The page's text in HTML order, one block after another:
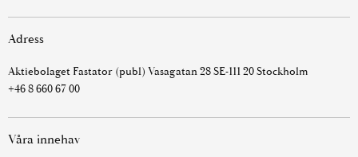
Adress
Aktiebolaget Fastator (publ) Vasagatan 28 SE-111 20 Stockholm
+46 8 660 67 00
Våra innehav